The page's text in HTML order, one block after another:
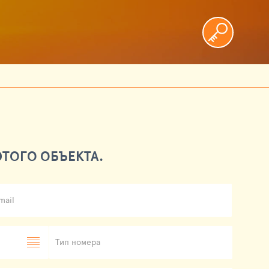
ОБЪЕКТА.
Тип номера